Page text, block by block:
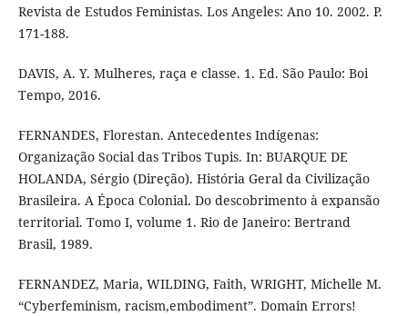
Revista de Estudos Feministas. Los Angeles: Ano 10. 2002. P.
171-188.
DAVIS, A. Y. Mulheres, raça e classe. 1. Ed. São Paulo: Boi
Tempo, 2016.
FERNANDES, Florestan. Antecedentes Indígenas:
Organização Social das Tribos Tupis. In: BUARQUE DE
HOLANDA, Sérgio (Direção). História Geral da Civilização
Brasileira. A Época Colonial. Do descobrimento à expansão
territorial. Tomo I, volume 1. Rio de Janeiro: Bertrand
Brasil, 1989.
FERNANDEZ, Maria, WILDING, Faith, WRIGHT, Michelle M.
“Cyberfeminism, racism,embodiment”. Domain Errors!